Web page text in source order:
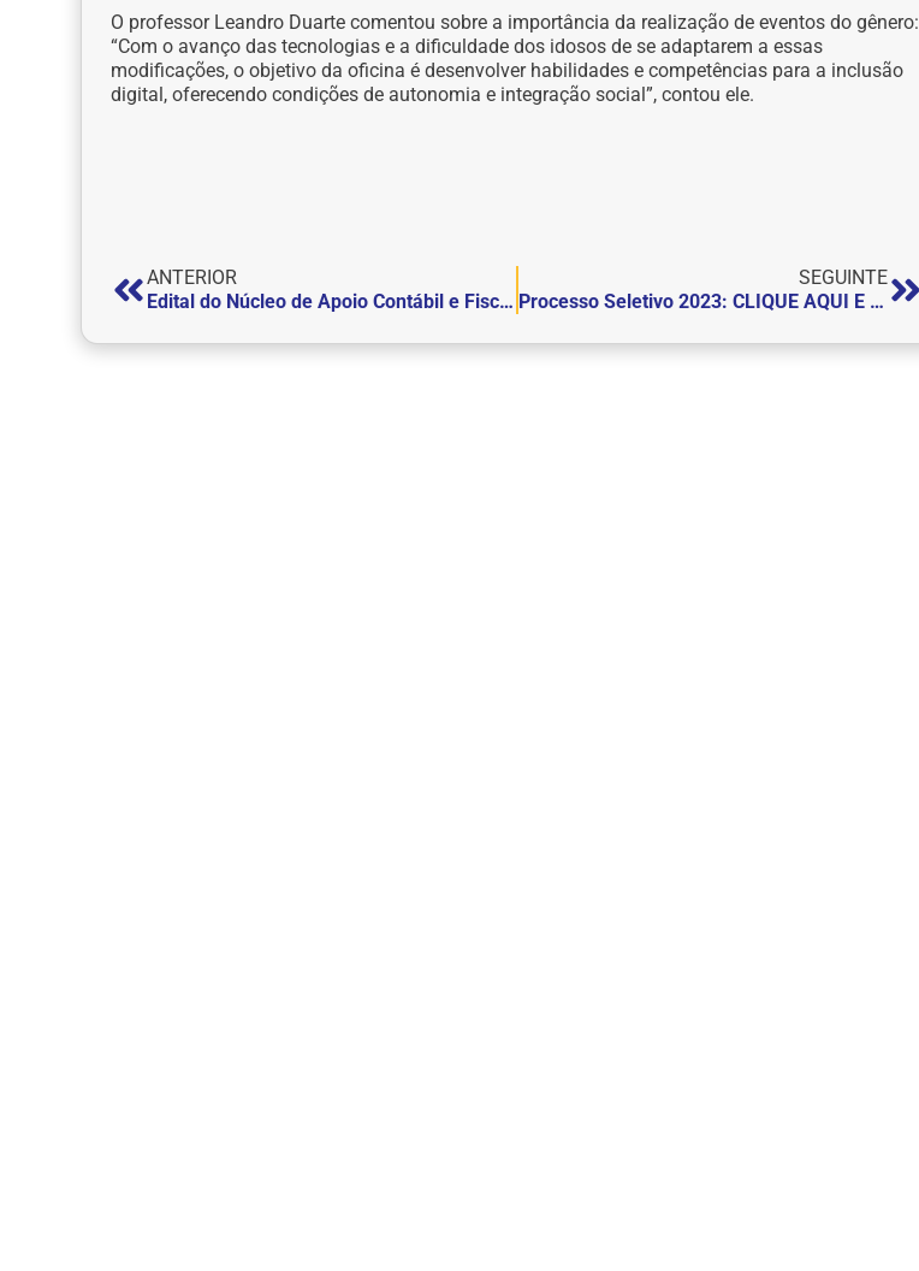
O professor Leandro Duarte comentou sobre a importância da realização de eventos do gênero:
“Com o avanço das tecnologias e a dificuldade dos idosos de se adaptarem a essas
modificações, o objetivo da oficina é desenvolver habilidades e competências para a inclusão
digital, oferecendo condições de autonomia e integração social”, contou ele.
ANTERIOR
Edital do Núcleo de Apoio Contábil e Fiscal (NAF)
SEGUINTE
Processo Seletivo 2023: CLIQUE AQUI E INSCREVA-SE